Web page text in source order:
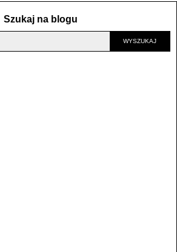
Szukaj na blogu